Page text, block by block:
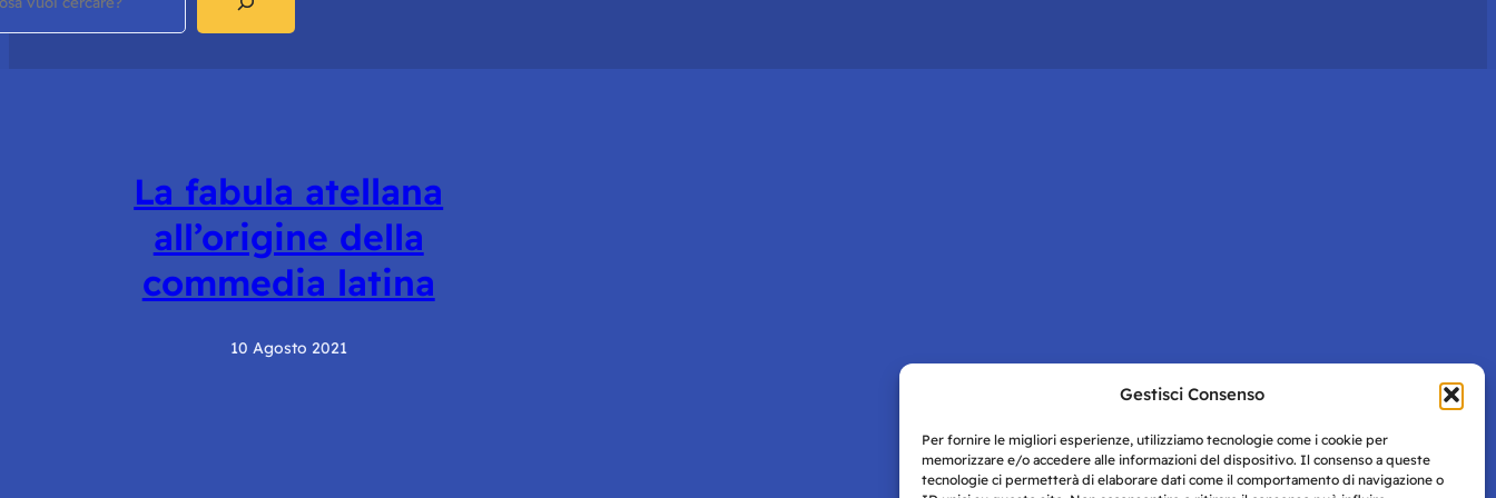
Gestisci Consenso
Per fornire le migliori esperienze, utilizziamo tecnologie come i cookie per
memorizzare e/o accedere alle informazioni del dispositivo. Il consenso a queste
tecnologie ci permetterà di elaborare dati come il comportamento di navigazione o
La fabula atellana
all’origine della
commedia latina
10 Agosto 2021